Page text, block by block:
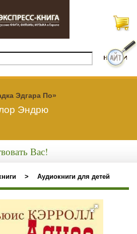
Эдгара По»
Эндрю
Вас!
> Аудиокниги для детей